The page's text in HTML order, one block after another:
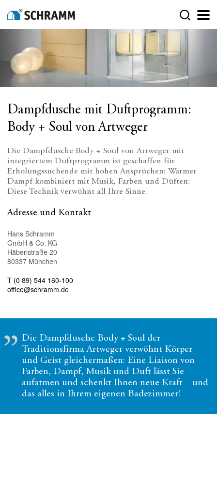
Dampfdusche mit Duftprogramm:
Body + Soul von Artweger
Die Dampfdusche Body + Soul von Artweger mit
integriertem Duftprogramm ist geschaffen für
Erholungssuchende mit hohen Ansprüchen: Warmer
Dampf kombiniert mit Musik, Farben und Düften:
Diese Technik verwöhnt all Ihre Sinne.
Adresse und Kontakt
Hans Schramm
GmbH & Co. KG
Häberlstraße 20
80337 München
T (0 89) 544 160-100
office@schramm.de
Die Dampfdusche Body + Soul der
Traditionsfirma Artweger verwöhnt Körper
und Geist gleichermaßen: Eine Liaison von
Farben, Dampf, Musik und Duft lässt Sie
aufatmen und schenkt Ihnen neue Kraft – und
das alles in Ihrem eigenen Badezimmer!